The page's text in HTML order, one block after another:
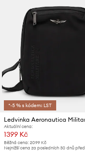
*-5 % s kódem: LST
Ledvinka Aeronautica
Aktuální cena:
1399 Kč
Běžná cena: 2099 Kč
Nejnižší cena za posledních 30 dnů